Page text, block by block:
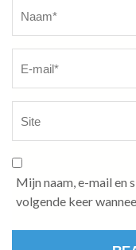
Mijn naam, e-mail en
volgende keer